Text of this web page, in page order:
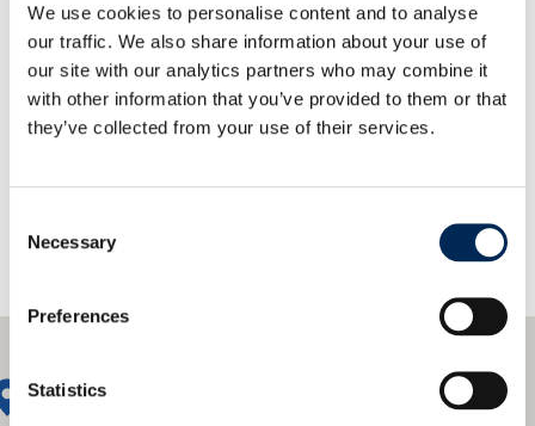
We use cookies to personalise content and to analyse
our traffic. We also share information about your use of
our site with our analytics partners who may combine it
with other information that you’ve provided to them or that
they’ve collected from your use of their services.
Selection
Necessary
Preferences
Statistics
Contact us!